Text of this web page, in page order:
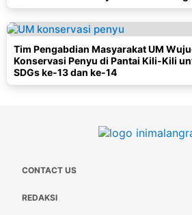
Tim Pengabdian Masyarakat UM
Konservasi Penyu di Pantai Kili-Kili
SDGs ke-13 dan ke-14
CONTACT US
REDAKSI